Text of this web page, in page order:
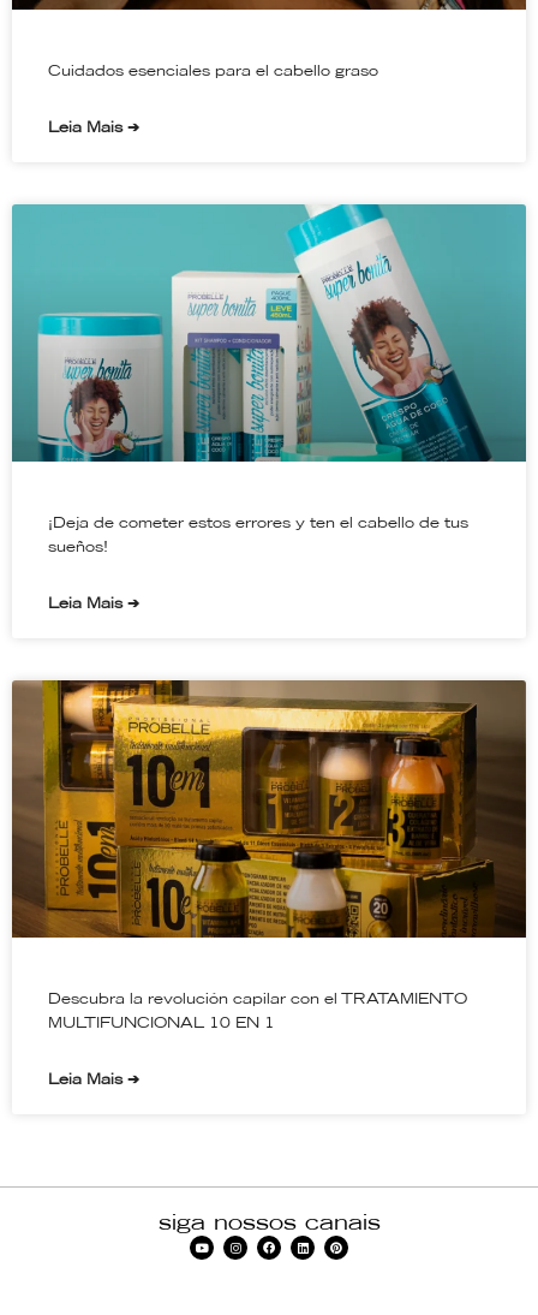
Cuidados esenciales para el cabello graso
Leia Mais ➔
¡Deja de cometer estos errores y ten el cabello de tus
sueños!
Leia Mais ➔
Descubra la revolución capilar con el TRATAMIENTO
MULTIFUNCIONAL 10 EN 1
Leia Mais ➔
siga nossos canais